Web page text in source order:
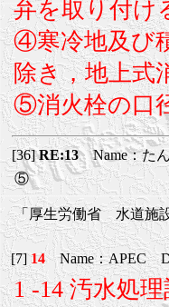
弁を取り付け
④寒冷地及び
除き，地上式
⑤消火栓の口
[36]RE:13Name：たん
⑤
「厚生労働省 水道施
[7]14Name：APEC
1 -14 汚水処